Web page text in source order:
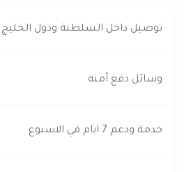
توصيل داخل السلطنة ودول الخليج
وسائل دفع آمنه
خدمة ودعم 7 ايام في الاسبوع